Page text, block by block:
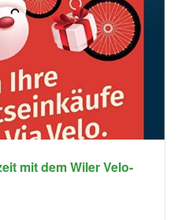
mit dem Wiler Velo-